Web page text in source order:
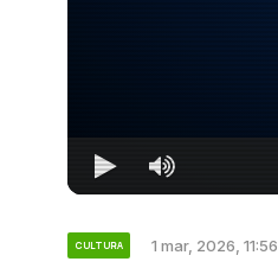
CULTURA 1 mar, 2026, 11:56